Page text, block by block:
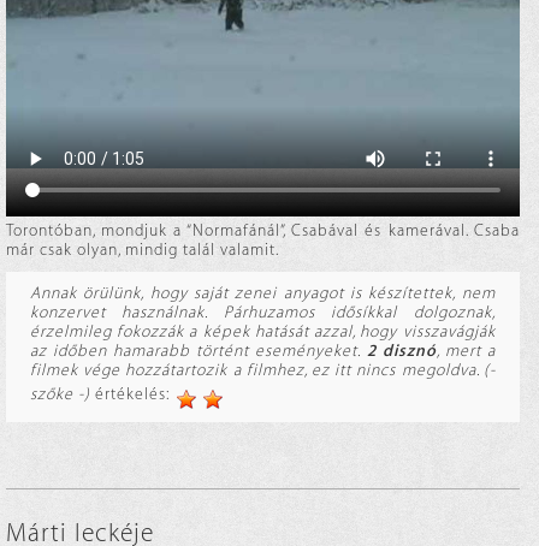
Torontóban, mondjuk a “Normafánál”, Csabával és kamerával. Csaba
már csak olyan, mindig talál valamit.
Annak örülünk, hogy saját zenei anyagot is készítettek, nem
konzervet használnak. Párhuzamos idősíkkal dolgoznak,
érzelmileg fokozzák a képek hatását azzal, hogy visszavágják
az időben hamarabb történt eseményeket. 2 disznó, mert a
filmek vége hozzátartozik a filmhez, ez itt nincs megoldva. (-
szőke -) értékelés:
Márti leckéje